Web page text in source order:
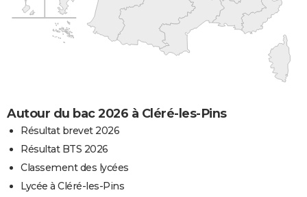
Autour du bac 2026 à Cléré-les-Pins
Résultat brevet 2026
Résultat BTS 2026
Classement des lycées
Lycée à Cléré-les-Pins